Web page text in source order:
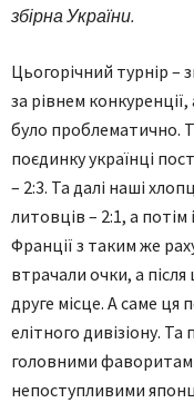
збірна України.
Цьогорічний турнір –
за рівнем
було проблематично.
поєдинку українці
– 2:3. Та далі наші
литовців – 2:1, а потім
Франції з таким же
втрачали очки, а після
друге місце. А саме ця
елітного дивізіону.
головними
непоступливими